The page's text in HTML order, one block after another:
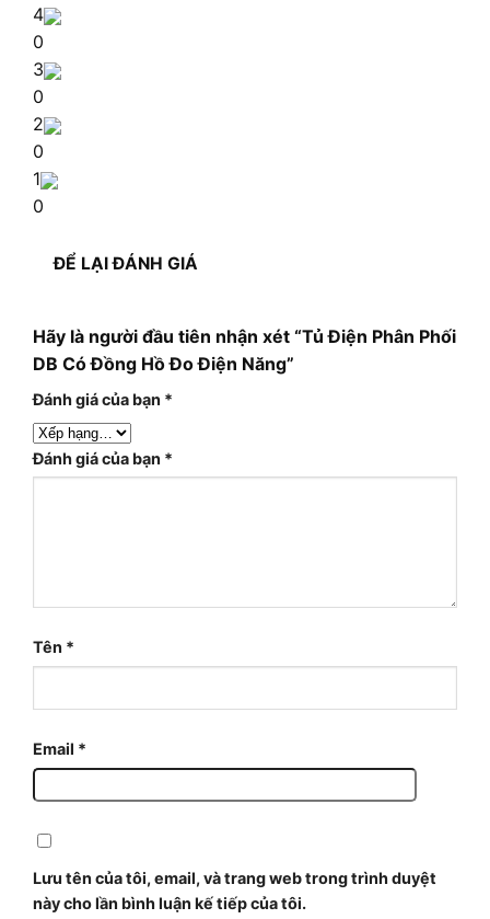
4
0
3
0
2
0
1
0
ĐỂ LẠI ĐÁNH GIÁ
Hãy là người đầu tiên nhận xét “Tủ Điện Phân Phối
DB Có Đồng Hồ Đo Điện Năng”
Đánh giá của bạn *
Đánh giá của bạn *
Tên *
Email *
Lưu tên của tôi, email, và trang web trong trình duyệt
này cho lần bình luận kế tiếp của tôi.